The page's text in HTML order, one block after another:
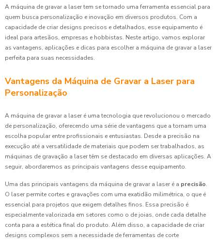
A máquina de gravar a laser tem se tornado uma ferramenta essencial para
quem busca personalização e inovação em diversos produtos. Com a
capacidade de criar designs precisos e detalhados, esse equipamento é
ideal para artesãos, empresas e hobbistas. Neste artigo, vamos explorar
as vantagens, aplicações e dicas para escolher a máquina de gravar a laser
perfeita para suas necessidades.
Vantagens da Máquina de Gravar a Laser para
Personalização
A máquina de gravar a laser é uma tecnologia que revolucionou o mercado
de personalização, oferecendo uma série de vantagens que a tornam uma
escolha popular entre profissionais e entusiastas. Desde a precisão na
execução até a versatilidade de materiais que podem ser trabalhados, as
máquinas de gravação a laser têm se destacado em diversas aplicações. A
seguir, abordaremos as principais vantagens desse equipamento.
Uma das principais vantagens da máquina de gravar a laser é a precisão.
O laser permite cortes e gravações com uma exatidão milimétrica, o que é
essencial para projetos que exigem detalhes finos. Essa precisão é
especialmente valorizada em setores como o de joias, onde cada detalhe
conta para a estética final do produto. Além disso, a capacidade de criar
designs complexos sem a necessidade de ferramentas de corte